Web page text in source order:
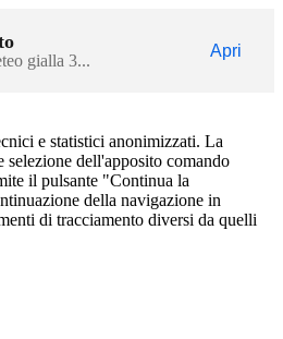
gialla 3...
Apri
e statistici anonimizzati. La
selezione dell'apposito comando
il pulsante "Continua la
della navigazione in
di tracciamento diversi da quelli